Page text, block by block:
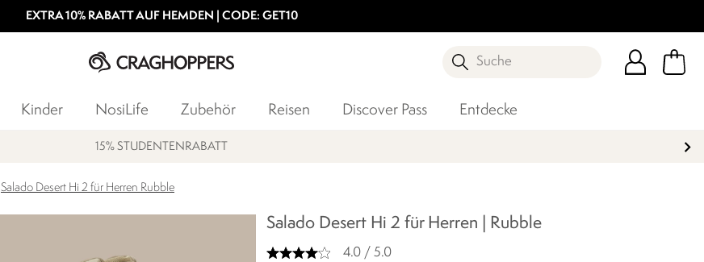
EXTRA 10% RABATT AUF HEMDEN | CODE: GET10
Suche
Kinder NosiLife Zubehör Reisen Discover Pass Entdecke
15% STUDENTENRABATT
Salado Desert Hi 2 für Herren Rubble​
Salado Desert Hi 2 für Herren | Rubble​
4.0 / 5.0